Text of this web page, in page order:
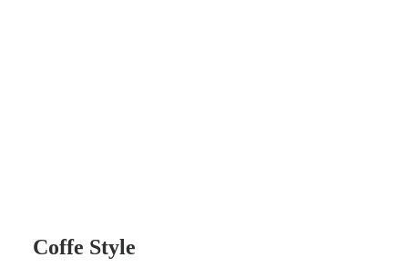
Coffe Style